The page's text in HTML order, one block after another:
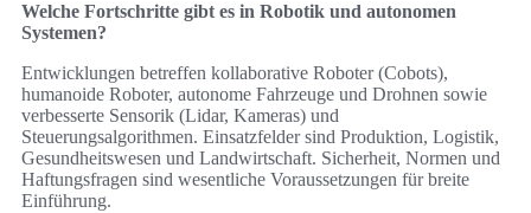
Welche Fortschritte gibt es in Robotik und autonomen
Systemen?
Entwicklungen betreffen kollaborative Roboter (Cobots),
humanoide Roboter, autonome Fahrzeuge und Drohnen sowie
verbesserte Sensorik (Lidar, Kameras) und
Steuerungsalgorithmen. Einsatzfelder sind Produktion, Logistik,
Gesundheitswesen und Landwirtschaft. Sicherheit, Normen und
Haftungsfragen sind wesentliche Voraussetzungen für breite
Einführung.